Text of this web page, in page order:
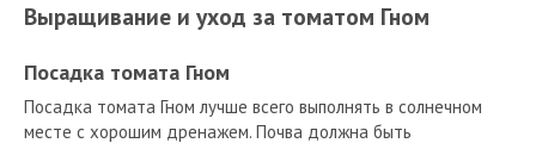
Выращивание и уход за томатом Гном
Посадка томата Гном
Посадка томата Гном лучше всего выполнять в солнечном
месте с хорошим дренажем. Почва должна быть